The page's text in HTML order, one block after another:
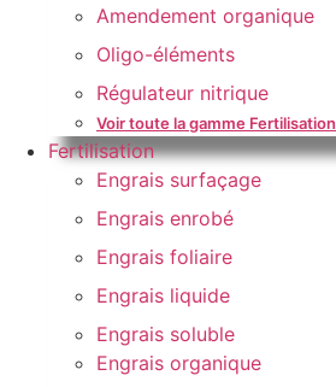
Amendement organique
Oligo-éléments
Régulateur nitrique
Voir toute la gamme Fertilisation
Fertilisation
Engrais surfaçage
Engrais enrobé
Engrais foliaire
Engrais liquide
Engrais soluble
Engrais organique